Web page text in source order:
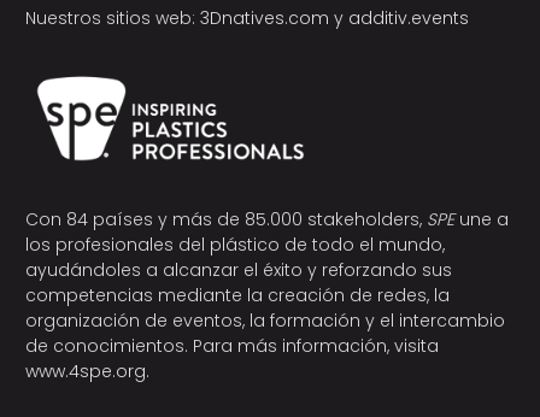
Nuestros sitios web: 3Dnatives.com y additiv.events
Con 84 países y más de 85.000 stakeholders, SPEune a
los profesionales del plástico de todo el mundo,
ayudándoles a alcanzar el éxito y reforzando sus
competencias mediante la creación de redes, la
organización de eventos, la formación y el intercambio
de conocimientos. Para más información, visita
www.4spe.org.